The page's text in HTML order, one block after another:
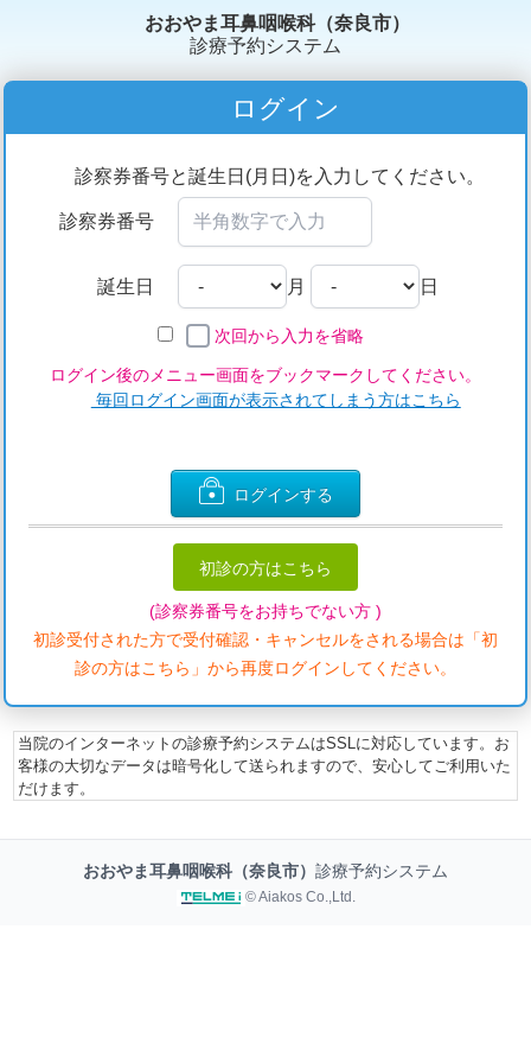
おおやま耳鼻咽喉科（奈良市）
診療予約システム
ログイン
診察券番号と誕生日(月日)を入力してください。
診察券番号
誕生日 月 日
次回から入力を省略
ログイン後のメニュー画面をブックマークしてください。
毎回ログイン画面が表示されてしまう方はこちら
ログインする
初診の方はこちら
(診察券番号をお持ちでない方 )
初診受付された方で受付確認・キャンセルをされる場合は「初
診の方はこちら」から再度ログインしてください。
当院のインターネットの診療予約システムはSSLに対応しています。お
客様の大切なデータは暗号化して送られますので、安心してご利用いた
だけます。
おおやま耳鼻咽喉科（奈良市） 診療予約システム
© Aiakos Co.,Ltd.